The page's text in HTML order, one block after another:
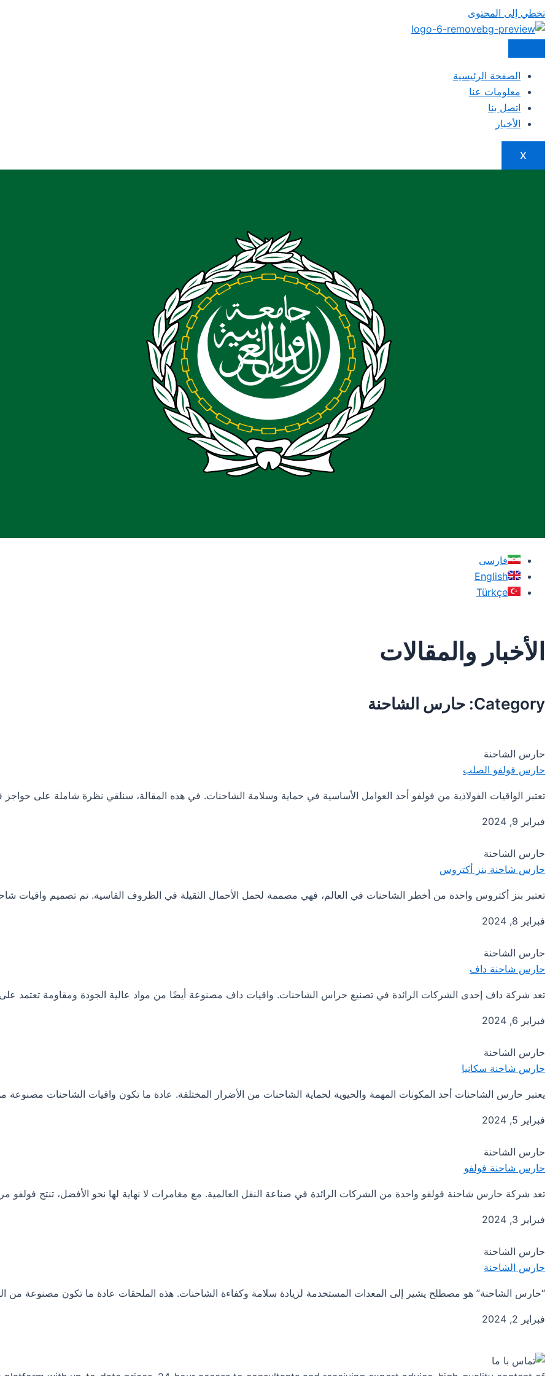
تخطي إلى المحتوى
الصفحة الرئيسية
معلومات عنا
اتصل بنا
الأخبار
X
فارسی
English
Türkçe
الأخبار والمقالات
Category: حارس الشاحنة
حارس الشاحنة
حارس فولفو الصلب
تعتبر الواقيات الفولاذية من فولفو أحد العوامل الأساسية في حماية وسلامة الشاحنات. في هذه المقالة، سنلقي نظرة شاملة على حواجز
فبراير 9, 2024
حارس الشاحنة
حارس شاحنة بنز أكتروس
تعتبر بنز أكتروس واحدة من أخطر الشاحنات في العالم، فهي مصممة لحمل الأحمال الثقيلة في الظروف القاسية. تم تصميم واقيات
فبراير 8, 2024
حارس الشاحنة
حارس شاحنة داف
تعد شركة داف إحدى الشركات الرائدة في تصنيع حراس الشاحنات. واقيات داف مصنوعة أيضًا من مواد عالية الجودة ومقاومة تعتمد على
فبراير 6, 2024
حارس الشاحنة
حارس شاحنة سكانيا
يعتبر حارس الشاحنات أحد المكونات المهمة والحيوية لحماية الشاحنات من الأضرار المختلفة. عادة ما تكون واقيات الشاحنات مصنوعة
فبراير 5, 2024
حارس الشاحنة
حارس شاحنة فولفو
تعد شركة حارس شاحنة فولفو واحدة من الشركات الرائدة في صناعة النقل العالمية. مع مغامرات لا نهاية لها نحو الأفضل، تنتج فولفو
فبراير 3, 2024
حارس الشاحنة
حارس الشاحنة
“حارس الشاحنة” هو مصطلح يشير إلى المعدات المستخدمة لزيادة سلامة وكفاءة الشاحنات. هذه الملحقات عادة ما تكون مصنوعة من
فبراير 2, 2024